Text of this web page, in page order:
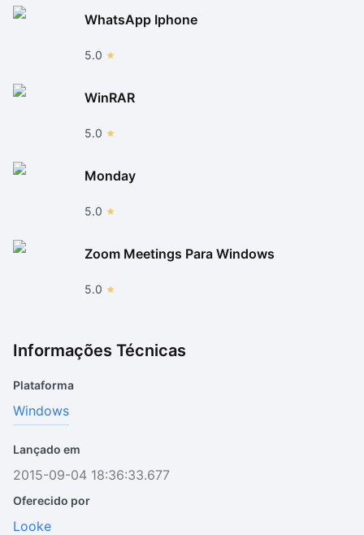
WhatsApp Iphone
5.0
WinRAR
5.0
Monday
5.0
Zoom Meetings Para Windows
5.0
Informações Técnicas
Plataforma
Windows
Lançado em
2015-09-04 18:36:33.677
Oferecido por
Looke